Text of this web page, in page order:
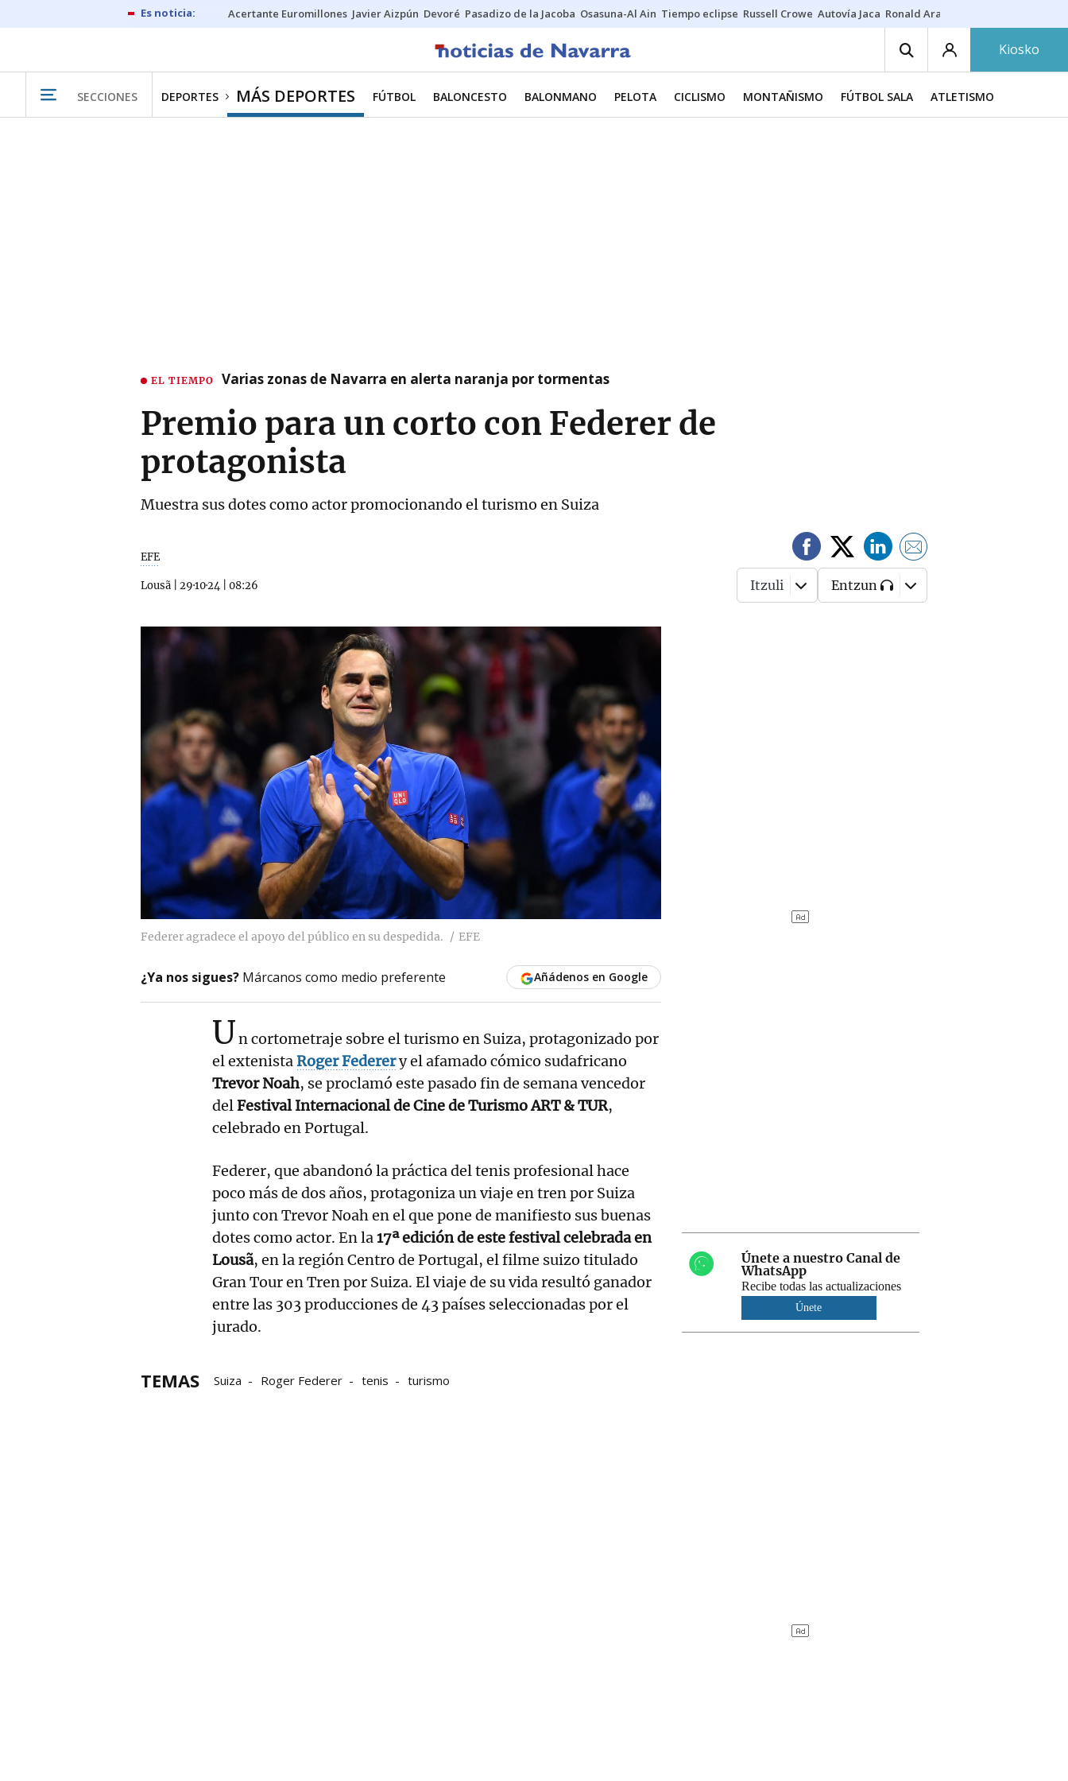
Acertante Euromillones Javier Aizpún Devoré Pasadizo de la Jacoba Osasuna-Al Ain Tiempo eclipse Russell Crowe Autovía Jaca Ronald Araújo
Kiosko
SECCIONES DEPORTES MÁS DEPORTES FÚTBOL BALONCESTO BALONMANO PELOTA CICLISMO MONTAÑISMO FÚTBOL SALA ATLETISMO
EL TIEMPO Varias zonas de Navarra en alerta naranja por tormentas
Premio para un corto con Federer de
protagonista
Muestra sus dotes como actor promocionando el turismo en Suiza
EFE
Lousã 29·10·24 08:26 Itzuli Entzun
Federer agradece el apoyo del público en su despedida. EFE
¿Ya nos sigues? Márcanos como medio preferente Añádenos en Google
Un cortometraje sobre el turismo en Suiza, protagonizado por
el extenistaRoger Federery el afamado cómico sudafricano
Trevor Noah, se proclamó este pasado fin de semana vencedor
delFestival Internacional de Cine de Turismo ART & TUR,
celebrado en Portugal.
Federer, que abandonó la práctica del tenis profesional hace
poco más de dos años, protagoniza un viaje en tren por Suiza
junto con Trevor Noah en el que pone de manifiesto sus buenas
dotes como actor. En la17ª edición de este festival celebrada en
Lousã, en la región Centro de Portugal, el filme suizo titulado
Gran Tour en Tren por Suiza. El viaje de su vida resultó ganador
entre las 303 producciones de 43 países seleccionadas por el
jurado.
TEMAS Suiza Roger Federer tenis turismo
Únete a nuestro Canal de
WhatsApp
Recibe todas las actualizaciones
Únete